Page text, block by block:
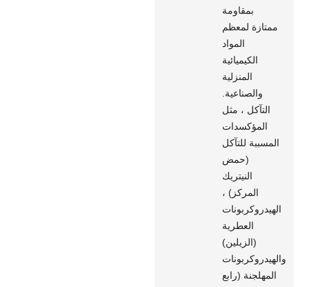
بمقاومة
ممتازة لمعظم
المواد
الكيميائية
المنزلية
والصناعية.
التآكل ، مثل
المؤكسدات
المسببة للتآكل
(حمض
النيتريك
المركز) ،
الهيدروكربونات
العطرية
(الزيلين)
والهيدروكربونات
المهلجنة (رابع